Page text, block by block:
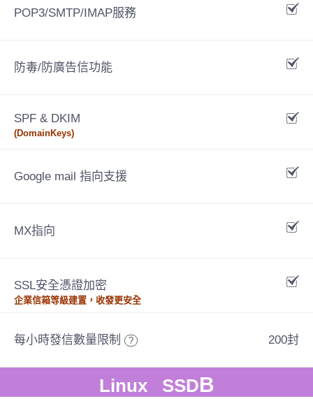
POP3/SMTP/IMAP服務
防毒/防廣告信功能
SPF & DKIM
(DomainKeys)
Google mail 指向支援
MX指向
SSL安全憑證加密
企業信箱等級建置，收發更安全
每小時發信數量限制 ? 200封
Linux SSDB